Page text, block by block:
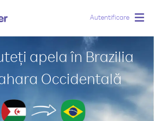
Autentificare
apela în Brazilia
Occidentală